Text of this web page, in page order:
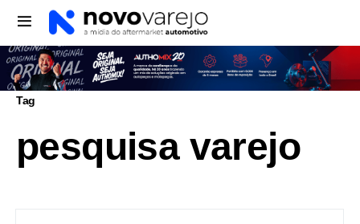
Tag
pesquisa varejo